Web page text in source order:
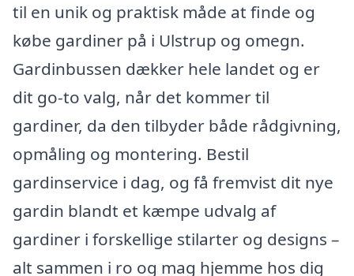
til en unik og praktisk måde at finde og
købe gardiner på i Ulstrup og omegn.
Gardinbussen dækker hele landet og er
dit go-to valg, når det kommer til
gardiner, da den tilbyder både rådgivning,
opmåling og montering. Bestil
gardinservice i dag, og få fremvist dit nye
gardin blandt et kæmpe udvalg af
gardiner i forskellige stilarter og designs –
alt sammen i ro og mag hjemme hos dig